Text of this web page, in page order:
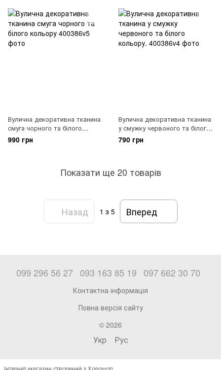
Вулична декоративна тканина
смуга чорного та білого
кольору, 400386v5
990 грн
Вулична декоративна тканина
у смужку червоного та білого
кольору., 400386v4
790 грн
Показати ще 20 товарів
Назад 1 з 5 Вперед
099 296 56 27 093 163 85 19 097 662 30 70
Контактна інформація
Повна версія сайту
© 2026
Укр Рус